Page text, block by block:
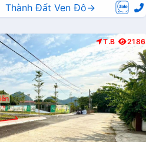
Thành Đất Ven Đô→
T.B 2186